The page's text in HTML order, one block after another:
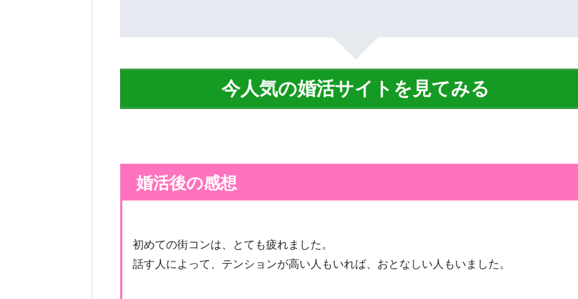
今人気の婚活サイトを見てみる
婚活後の感想
初めての街コンは、とても疲れました。
話す人によって、テンションが高い人もいれば、おとなしい人もいました。